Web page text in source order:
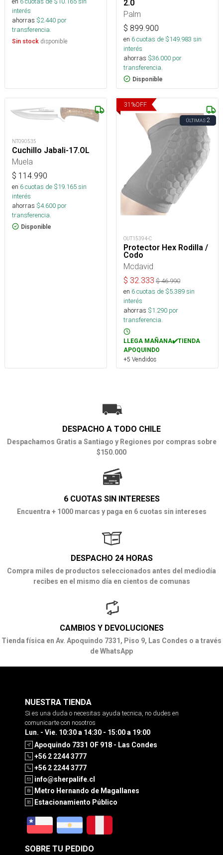
interés
ahorras $2.440 por
transferencia.
Sin stock disponible
2.0
Palm
$ 899.900
en 6cuotas de $149.983 sin
interés
ahorras $36.000 por
transferencia.
Disponible
NT090535
Cuchillo Jabali-17.OL
Muela
$ 114.990
en 6cuotas de $19.165sin
interés
ahorras $4.600 por
transferencia.
Disponible
31 %OFF
ÚLTIMAS2
OUT15394-C
Protector Hex Rodilla /
Codo
Mcdavid
$ 32.333 $46.990
en 6cuotas de $5.389sin
interés
ahorras $1.290 por
transferencia.
LLEGA MAÑANA✔️TIENDA
APOQUINDO
+5 Vendidos
DESPACHO A TODO CHILE
Despachamos Gratis a Santiago y Regiones por compras sobre
$150.000
6 CUOTAS SIN INTERESES
Encuentra + 1000 marcas y paga en 6 cuotas sin intereses
DESPACHO 24 HORAS
Compra miles de productos seleccionados antes del mediodía
recibes en el mismo día en cientos de comunas
CAMBIOS Y DEVOLUCIONES
Tienda física en Av. Apoquindo 7331, Piso 9, Las Condes o a través
de WhatsApp
NUESTRA TIENDA
Si es una duda o necesitas ayuda tecnica, no dudes en
comunicarte con nosotros
Lun. - Vie. 10:30 a 14:30 - 15:00 a 19:00
Apoquindo 7331 OF 918 - Las Condes
+56 2 2244 3777
+56 2 2244 3777
info@sherpalife.cl
Metro Hernando de Magallanes
Estacionamiento Público
SOBRE TU PEDIDO